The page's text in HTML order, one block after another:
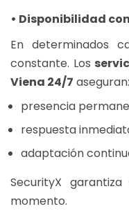
• Disponibilidad
En determinados
constante. Los s
Viena 24/7 aseguran:
presencia
respuesta
adaptación
SecurityX
momento.